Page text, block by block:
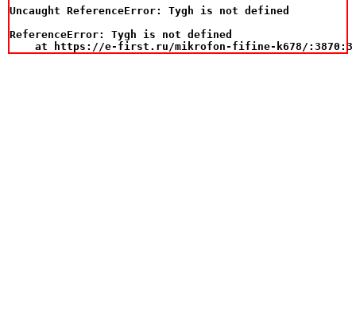
Uncaught ReferenceError: Tygh is not defined
ReferenceError: Tygh is not defined
    at https://e-first.ru/mikrofon-fifine-k678/:3870:3